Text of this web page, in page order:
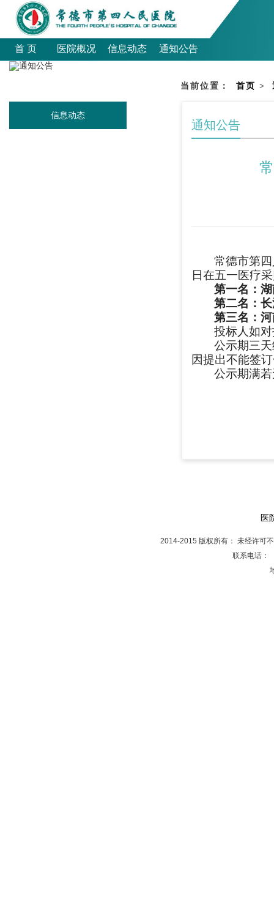
首 页 医院概况 信息动态 通知公告
当前位置： 首页 >
信息动态
通知公告
常德市第
日在五一医疗
第一名：
第二名：
第三名：
投标人如
公示期三
因提出不能签
公示期满
医
2014-2015 版权所有： 未经许可
联系电话：